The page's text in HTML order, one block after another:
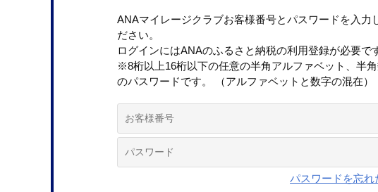
ANAマイレージクラブお客様番号とパスワードを入力
ださい。
ログインにはANAのふるさと納税の利用登録が必要で
※8桁以上16桁以下の任意の半角アルファベット、半
のパスワードです。 （アルファベットと数字の混在）
パスワードを忘れ